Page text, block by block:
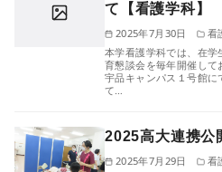
て【看護学科】
2025年7月30日
看
本学看護学科では、在
育懇談会を毎年開催して
宇品キャンパス１号館に
て…
2025高大連携公
2025年7月29日
看